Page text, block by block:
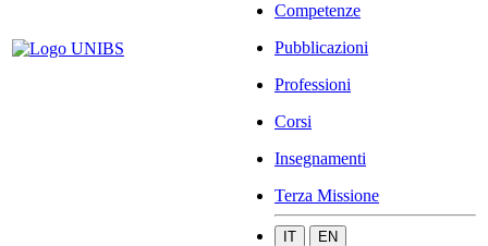
Competenze
Pubblicazioni
Professioni
Corsi
Insegnamenti
Terza Missione
IT EN